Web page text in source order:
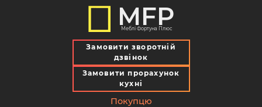
MFP
Меблі Фортуна Плюс
Замовити зворотній
дзвінок
Замовити прорахунок
кухні
Покупцю